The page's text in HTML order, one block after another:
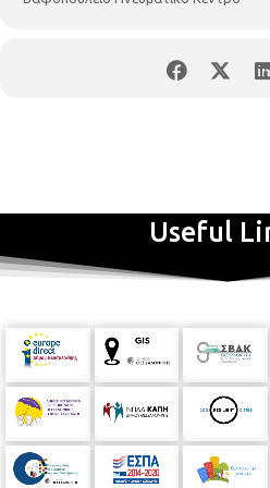
Ξανθόπουλος (κιθάρα) Γρηγόρης
Τη Δευτέρα 13 Μαΐου 2024, στις
Συνθέτες στο Βαφοπούλειο
Useful